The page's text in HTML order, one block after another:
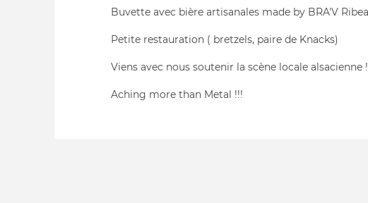
Buvette avec bière artisanales made by BRA'V
Petite restauration ( bretzels, paire de Knacks)
Viens avec nous soutenir la scène locale alsacienne
Aching more than Metal !!!